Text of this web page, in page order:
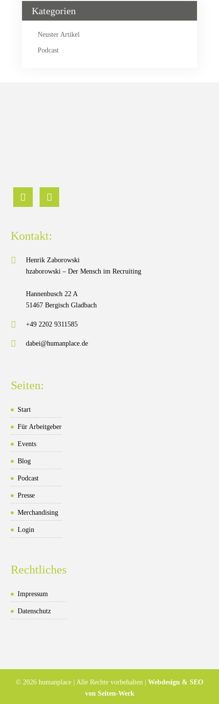
Kategorien
Neuster Artikel
Podcast
Kontakt:
Henrik Zaborowski
hzaborowski – Der Mensch im Recruiting
Hannenbusch 22 A
51467 Bergisch Gladbach
+49 2202 9311585
dabei@humanplace.de
Seiten:
Start
Für Arbeitgeber
Events
Blog
Podcast
Presse
Merchandising
Login
Rechtliches
Impressum
Datenschutz
© 2026 humanplace | Alle Rechte vorbehalten | Webdesign & SEO
von Seiten-Werk